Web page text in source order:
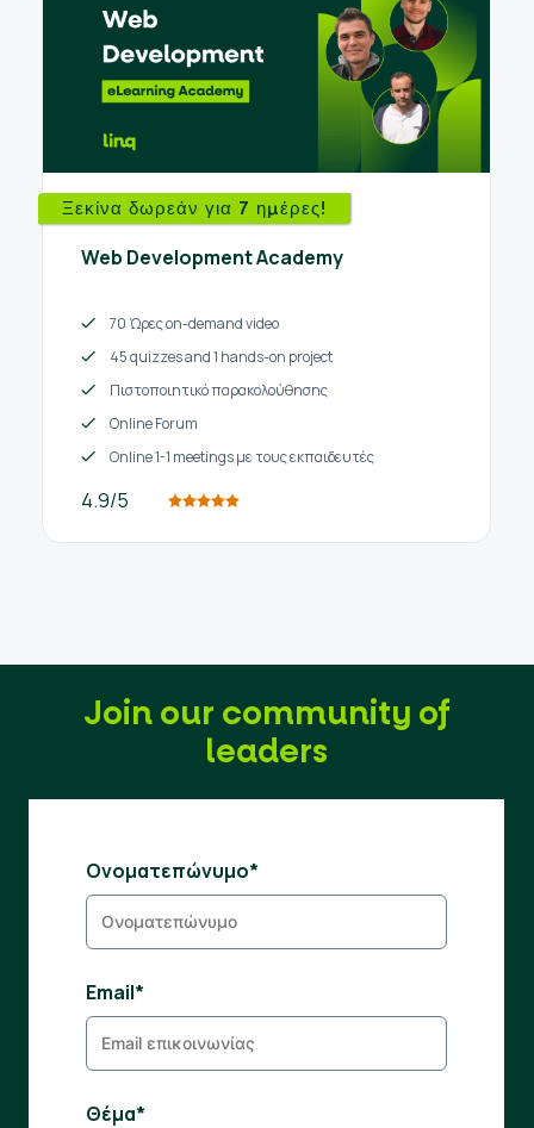
Ξεκίνα δωρεάν για 7 ημέρες!
Web Development Academy
70 Ώρες on-demand video
45 quizzes and 1 hands-on project
Πιστοποιητικό παρακολούθησης
Online Forum
Online 1-1 meetings με τους εκπαιδευτές
4.9/5
Join our community of
leaders
Ονοματεπώνυμο*
Email*
Θέμα*